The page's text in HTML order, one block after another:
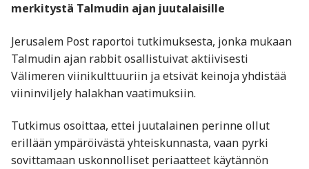
merkitystä Talmudin ajan juutalaisille
Jerusalem Post raportoi tutkimuksesta, jonka mukaan
Talmudin ajan rabbit osallistuivat aktiivisesti
Välimeren viinikulttuuriin ja etsivät keinoja yhdistää
viininviljely halakhan vaatimuksiin.
Tutkimus osoittaa, ettei juutalainen perinne ollut
erillään ympäröivästä yhteiskunnasta, vaan pyrki
sovittamaan uskonnolliset periaatteet käytännön